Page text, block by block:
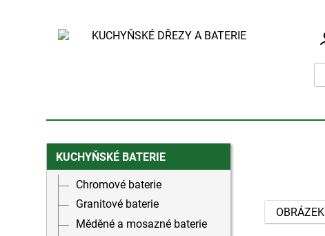
KUCHYŇSKÉ BATERIE
Chromové baterie
Granitové baterie
Měděné a mosazné baterie
OBRÁZEK